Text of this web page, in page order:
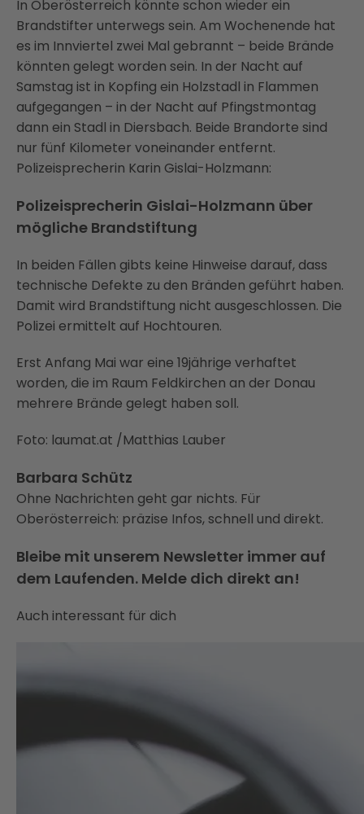
In Oberösterreich könnte schon wieder ein
Brandstifter unterwegs sein. Am Wochenende hat
es im Innviertel zwei Mal gebrannt – beide Brände
könnten gelegt worden sein. In der Nacht auf
Samstag ist in Kopfing ein Holzstadl in Flammen
aufgegangen – in der Nacht auf Pfingstmontag
dann ein Stadl in Diersbach. Beide Brandorte sind
nur fünf Kilometer voneinander entfernt.
Polizeisprecherin Karin Gislai-Holzmann:
Polizeisprecherin Gislai-Holzmann über
mögliche Brandstiftung
In beiden Fällen gibts keine Hinweise darauf, dass
technische Defekte zu den Bränden geführt haben.
Damit wird Brandstiftung nicht ausgeschlossen. Die
Polizei ermittelt auf Hochtouren.
Erst Anfang Mai war eine 19jährige verhaftet
worden, die im Raum Feldkirchen an der Donau
mehrere Brände gelegt haben soll.
Foto: laumat.at /Matthias Lauber
Barbara Schütz
Ohne Nachrichten geht gar nichts. Für
Oberösterreich: präzise Infos, schnell und direkt.
Bleibe mit unserem Newsletter immer auf
dem Laufenden. Melde dich direkt an!
Auch interessant für dich